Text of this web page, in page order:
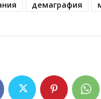
демаграфия